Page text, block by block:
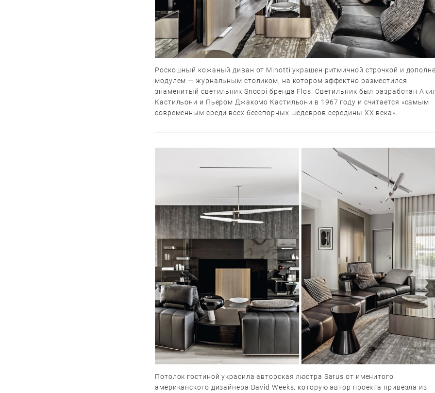
Роскошный кожаный диван от Minotti украшен ритмичной строчкой и
модулем — журнальным столиком, на котором эффектно разместился
знаменитый светильник Snoopi бренда Flos. Светильник был разработан
Кастильони и Пьером Джакомо Кастильони в 1967 году и считается «самым
современным среди всех бесспорных шедевров середины XX века».
Потолок гостиной украсила авторская люстра Sarus от именитого
американского дизайнера David Weeks, которую автор проекта привезла из